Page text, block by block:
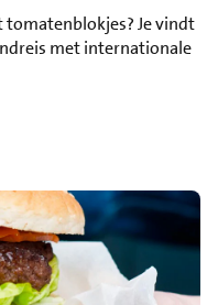
tomatenblokjes? Je vindt
met internationale